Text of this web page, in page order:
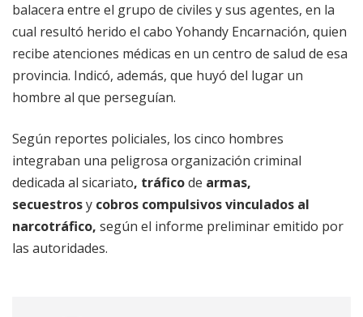
balacera entre el grupo de civiles y sus agentes, en la
cual resultó herido el cabo Yohandy Encarnación, quien
recibe atenciones médicas en un centro de salud de esa
provincia. Indicó, además, que huyó del lugar un
hombre al que perseguían.
Según reportes policiales, los cinco hombres
integraban una peligrosa organización criminal
dedicada al sicariato, tráficode armas,
secuestrosy cobros compulsivos vinculados al
narcotráfico, según el informe preliminar emitido por
las autoridades.